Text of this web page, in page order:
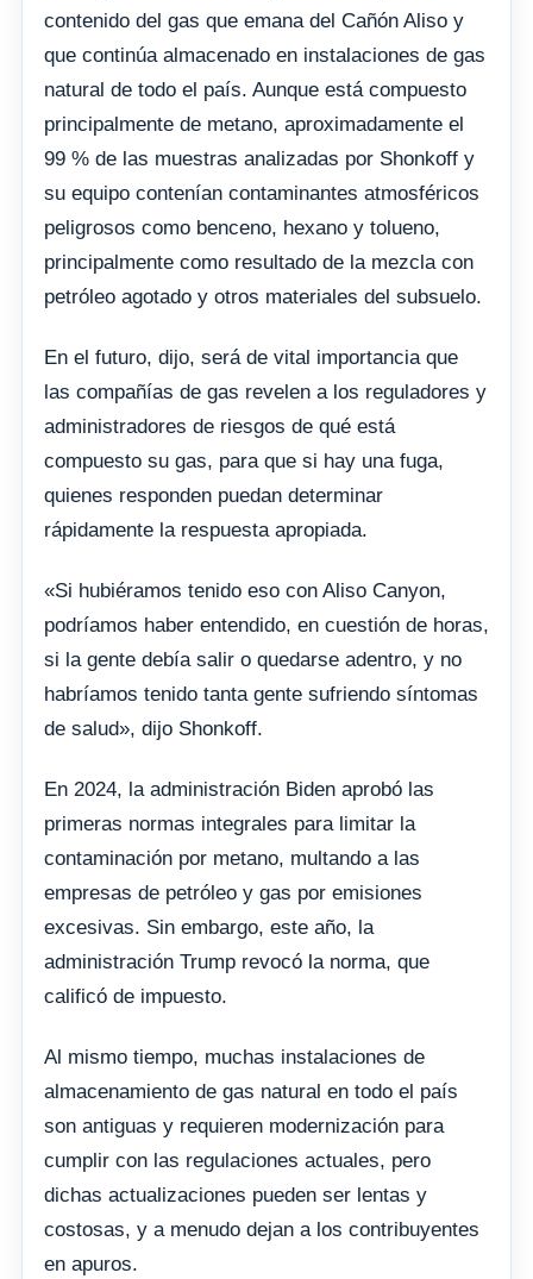
contenido del gas que emana del Cañón Aliso y
que continúa almacenado en instalaciones de gas
natural de todo el país. Aunque está compuesto
principalmente de metano, aproximadamente el
99 % de las muestras analizadas por Shonkoff y
su equipo contenían contaminantes atmosféricos
peligrosos como benceno, hexano y tolueno,
principalmente como resultado de la mezcla con
petróleo agotado y otros materiales del subsuelo.
En el futuro, dijo, será de vital importancia que
las compañías de gas revelen a los reguladores y
administradores de riesgos de qué está
compuesto su gas, para que si hay una fuga,
quienes responden puedan determinar
rápidamente la respuesta apropiada.
«Si hubiéramos tenido eso con Aliso Canyon,
podríamos haber entendido, en cuestión de horas,
si la gente debía salir o quedarse adentro, y no
habríamos tenido tanta gente sufriendo síntomas
de salud», dijo Shonkoff.
En 2024, la administración Biden aprobó las
primeras normas integrales para limitar la
contaminación por metano, multando a las
empresas de petróleo y gas por emisiones
excesivas. Sin embargo, este año, la
administración Trump revocó la norma, que
calificó de impuesto.
Al mismo tiempo, muchas instalaciones de
almacenamiento de gas natural en todo el país
son antiguas y requieren modernización para
cumplir con las regulaciones actuales, pero
dichas actualizaciones pueden ser lentas y
costosas, y a menudo dejan a los contribuyentes
en apuros.